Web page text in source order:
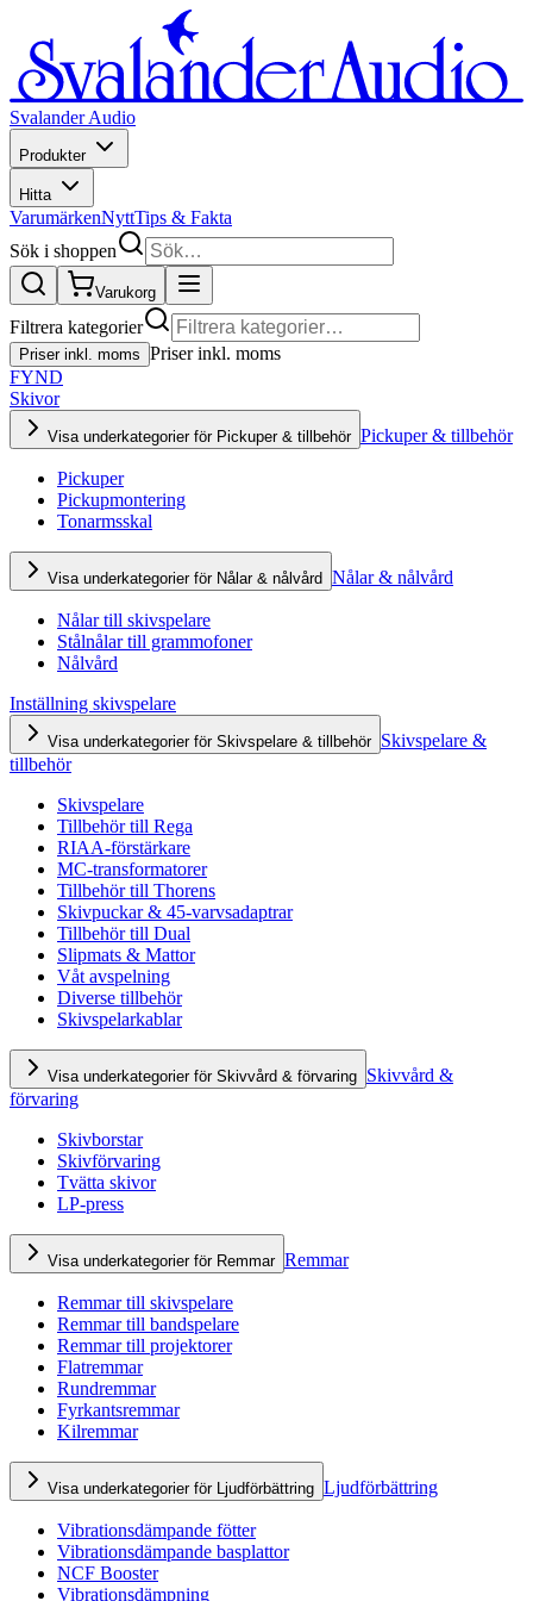
Svalander Audio
Produkter
Hitta
VarumärkenNyttTips & Fakta
Sök i shoppen
Varukorg
Filtrera kategorier
Priser inkl. moms Priser inkl. moms
FYND
Skivor
Visa underkategorier för Pickuper & tillbehör Pickuper & tillbehör
Pickuper
Pickupmontering
Tonarmsskal
Visa underkategorier för Nålar & nålvård Nålar & nålvård
Nålar till skivspelare
Stålnålar till grammofoner
Nålvård
Inställning skivspelare
Visa underkategorier för Skivspelare & tillbehör Skivspelare &
tillbehör
Skivspelare
Tillbehör till Rega
RIAA-förstärkare
MC-transformatorer
Tillbehör till Thorens
Skivpuckar & 45-varvsadaptrar
Tillbehör till Dual
Slipmats & Mattor
Våt avspelning
Diverse tillbehör
Skivspelarkablar
Visa underkategorier för Skivvård & förvaring Skivvård &
förvaring
Skivborstar
Skivförvaring
Tvätta skivor
LP-press
Visa underkategorier för Remmar Remmar
Remmar till skivspelare
Remmar till bandspelare
Remmar till projektorer
Flatremmar
Rundremmar
Fyrkantsremmar
Kilremmar
Visa underkategorier för Ljudförbättring Ljudförbättring
Vibrationsdämpande fötter
Vibrationsdämpande basplattor
NCF Booster
Vibrationsdämpning